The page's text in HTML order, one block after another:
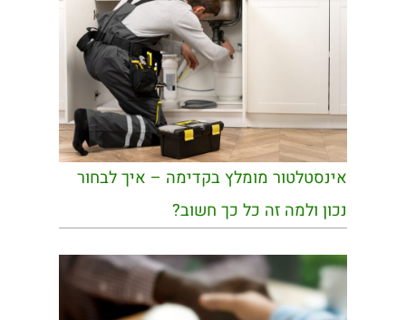
אינסטלטור מומלץ בקדימה – איך לבחור
נכון ולמה זה כל כך חשוב?